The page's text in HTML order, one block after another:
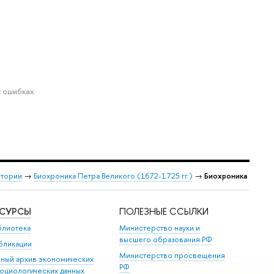
→ Биохроника Петра Великого (1672-1725 гг.) → Биохроника
архив экономических
данных
ПОЛЕЗНЫЕ ССЫЛКИ
Министерство науки и
высшего образования РФ
Министерство просвещения
РФ